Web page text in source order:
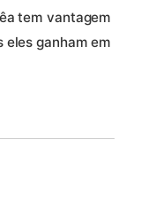
tem vantagem
eles ganham em